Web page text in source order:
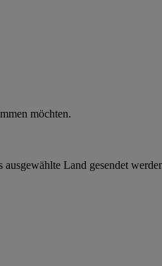
möchten.
Land gesendet